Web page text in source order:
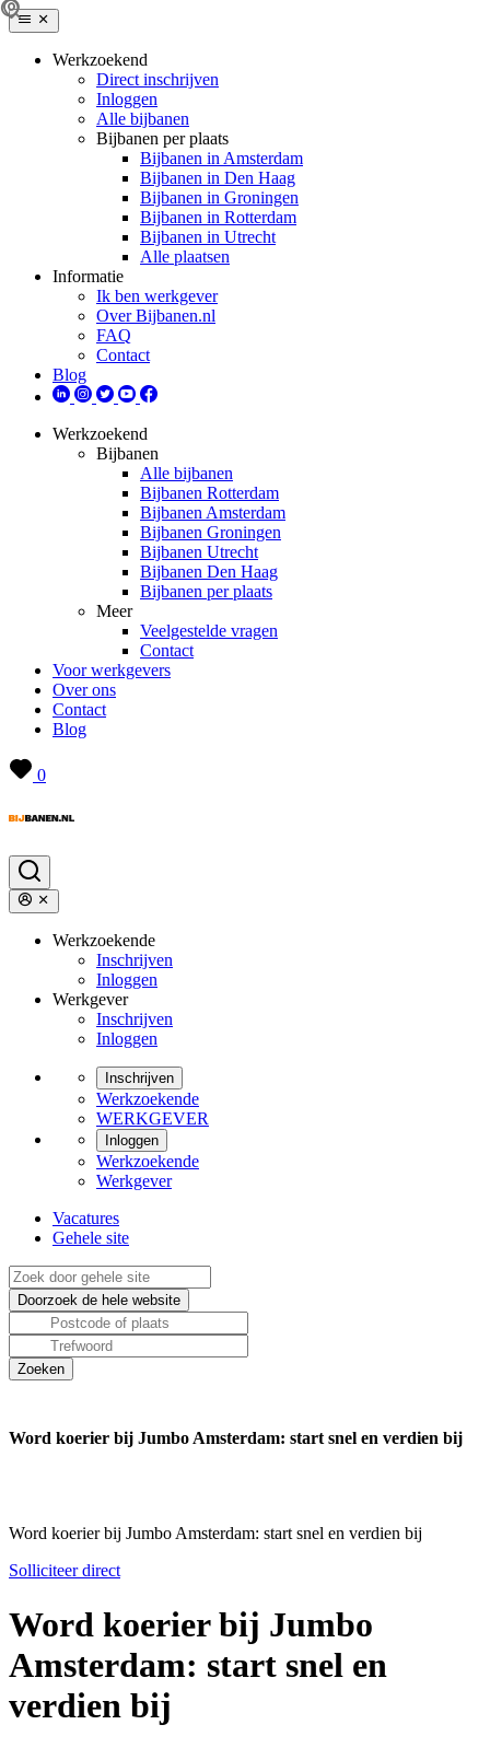
Werkzoekend
Direct inschrijven
Inloggen
Alle bijbanen
Bijbanen per plaats
Bijbanen in Amsterdam
Bijbanen in Den Haag
Bijbanen in Groningen
Bijbanen in Rotterdam
Bijbanen in Utrecht
Alle plaatsen
Informatie
Ik ben werkgever
Over Bijbanen.nl
FAQ
Contact
Blog
Werkzoekend
Bijbanen
Alle bijbanen
Bijbanen Rotterdam
Bijbanen Amsterdam
Bijbanen Groningen
Bijbanen Utrecht
Bijbanen Den Haag
Bijbanen per plaats
Meer
Veelgestelde vragen
Contact
Voor werkgevers
Over ons
Contact
Blog
0
Werkzoekende
Inschrijven
Inloggen
Werkgever
Inschrijven
Inloggen
Inschrijven
Werkzoekende
WERKGEVER
Inloggen
Werkzoekende
Werkgever
Vacatures
Gehele site
Word koerier bij Jumbo Amsterdam: start snel en verdien bij
Word koerier bij Jumbo Amsterdam: start snel en verdien bij
Solliciteer direct
Word koerier bij Jumbo
Amsterdam: start snel en
verdien bij